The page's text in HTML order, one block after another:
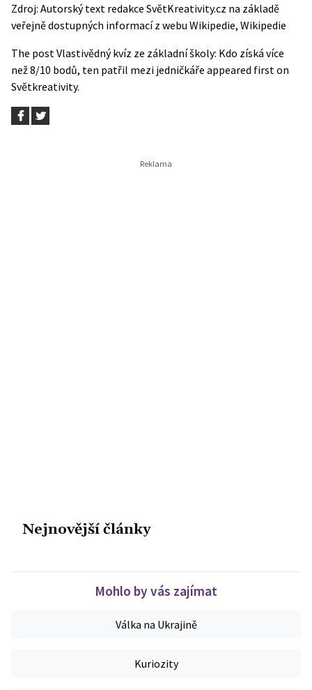
Zdroj: Autorský text redakce SvětKreativity.cz na základě
veřejně dostupných informací z webu Wikipedie, Wikipedie
The postVlastivědný kvíz ze základní školy: Kdo získá více
než 8/10 bodů, ten patřil mezi jedničkáře appeared first on
Světkreativity.
Nejnovější články
Mohlo by vás zajímat
Válka na Ukrajině
Kuriozity